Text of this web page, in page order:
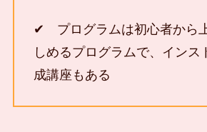
✔ プログラムは初心者から
しめるプログラムで、インス
成講座もある